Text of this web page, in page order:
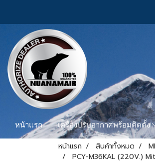
หน้าแรก เครื่องปรับอากาศพร้อมติดตั้ง
หน้าแรก สินค้าทั้งหมด
PCY-M36KAL (220V.)